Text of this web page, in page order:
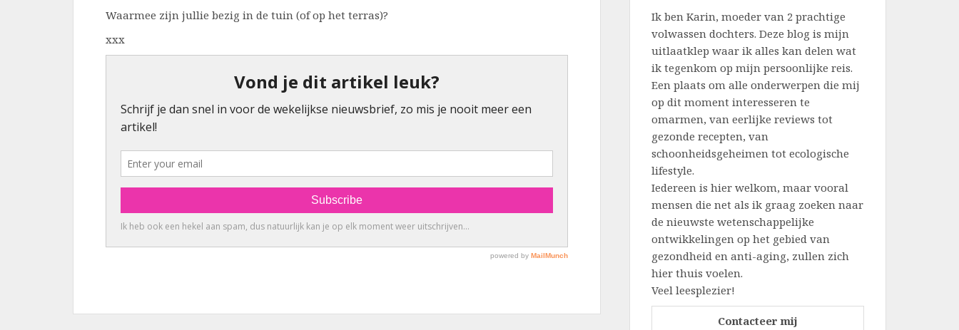
Waarmee zijn jullie bezig in de tuin (of op het terras)?
xxx
Ik ben Karin, moeder van 2 prachtige
volwassen dochters. Deze blog is mijn
uitlaatklep waar ik alles kan delen wat
ik tegenkom op mijn persoonlijke reis.
Een plaats om alle onderwerpen die mij
op dit moment interesseren te
omarmen, van eerlijke reviews tot
gezonde recepten, van
schoonheidsgeheimen tot ecologische
lifestyle.
Iedereen is hier welkom, maar vooral
mensen die net als ik graag zoeken naar
de nieuwste wetenschappelijke
ontwikkelingen op het gebied van
gezondheid en anti-aging, zullen zich
hier thuis voelen.
Veel leesplezier!
Contacteer mij